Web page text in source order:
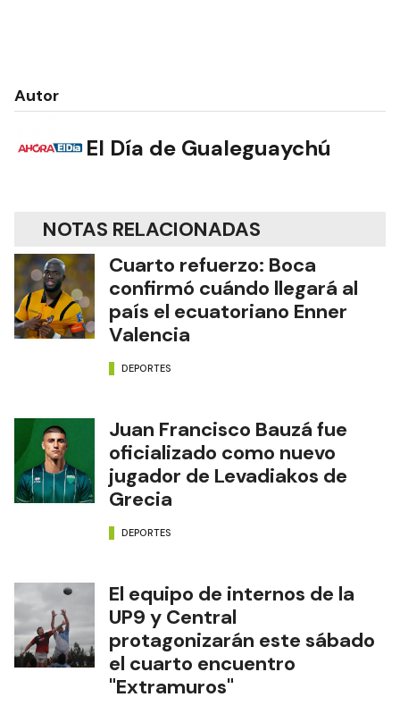
Autor
El Día de Gualeguaychú
NOTAS RELACIONADAS
Cuarto refuerzo: Boca
confirmó cuándo llegará al
país el ecuatoriano Enner
Valencia
DEPORTES
Juan Francisco Bauzá fue
oficializado como nuevo
jugador de Levadiakos de
Grecia
DEPORTES
El equipo de internos de la
UP9 y Central
protagonizarán este sábado
el cuarto encuentro
"Extramuros"